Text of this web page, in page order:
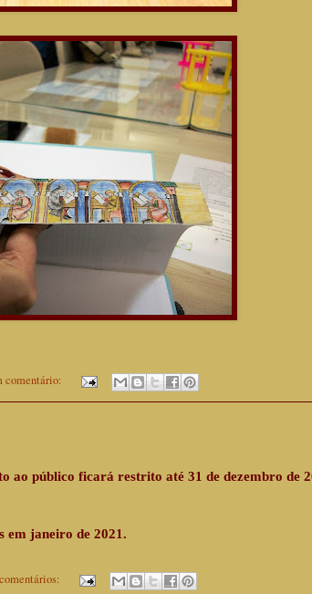
comentário:
ao público ficará restrito até 31 de dezembro de
em janeiro de 2021.